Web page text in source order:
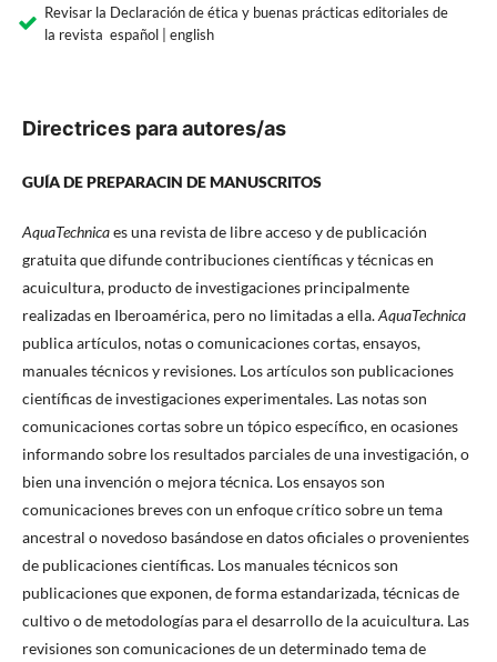
Revisar la Declaración de ética y buenas prácticas editoriales de
la revista español | english
Directrices para autores/as
GUÍA DE PREPARACIN DE MANUSCRITOS
AquaTechnicaes una revista de libre acceso y de publicación
gratuita que difunde contribuciones científicas y técnicas en
acuicultura, producto de investigaciones principalmente
realizadas en Iberoamérica, pero no limitadas a ella.AquaTechnica
publica artículos, notas o comunicaciones cortas, ensayos,
manuales técnicos y revisiones. Los artículos son publicaciones
científicas de investigaciones experimentales. Las notas son
comunicaciones cortas sobre un tópico específico, en ocasiones
informando sobre los resultados parciales de una investigación, o
bien una invención o mejora técnica. Los ensayos son
comunicaciones breves con un enfoque crítico sobre un tema
ancestral o novedoso basándose en datos oficiales o provenientes
de publicaciones científicas. Los manuales técnicos son
publicaciones que exponen, de forma estandarizada, técnicas de
cultivo o de metodologías para el desarrollo de la acuicultura. Las
revisiones son comunicaciones de un determinado tema de